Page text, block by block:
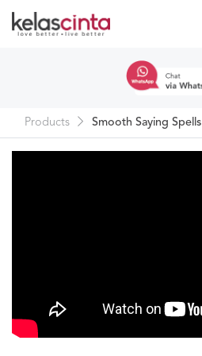
Products Smooth Saying Spells